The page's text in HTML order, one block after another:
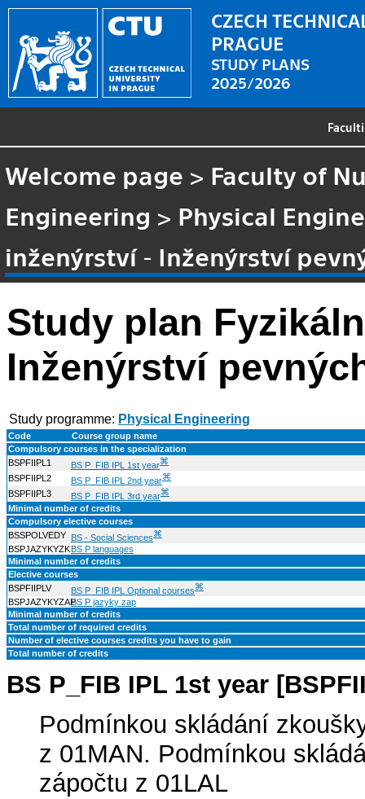
CZECH
PRAGUE
STUDY PLANS
2025/2026
Welcome page > Faculty of
Engineering > Physical
inženýrství - Inženýrství
Study plan
Inženýrství
Study programme: Physical Engineering
Code
Course group name
Compulsory courses in the specialization
BSPFIIPL1
BS P_FIB IPL 1st year⌘
BSPFIIPL2
BS P_FIB IPL 2nd year⌘
BSPFIIPL3
BS P_FIB IPL 3rd year⌘
Minimal number of credits
Compulsory elective courses
BSSPOLVEDY
BS - Social Sciences⌘
BSPJAZYKYZK BS P languages
Minimal number of credits
Elective courses
BSPFIIPLV
BS P_FIB IPL Optional courses⌘
BSPJAZYKYZAPBS P jazyky zap
Minimal number of credits
Total number of required credits
Number of elective courses credits you have to gain
Total number of credits
BS P_FIB IPL 1st year
Podmínkou skládání
z 01MAN. Podmínkou
zápočtu z 01LAL